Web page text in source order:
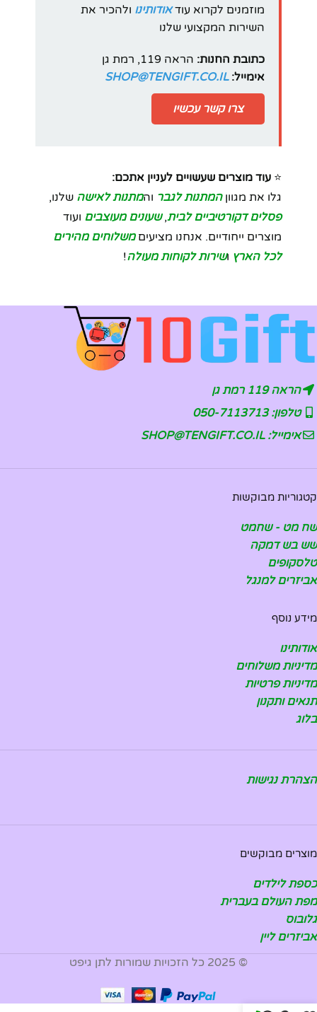
מוזמנים לקרוא עודאודותינו ולהכיר את
השירות המקצועי שלנו
כתובת החנות: הראה 119, רמת גן
אימייל: SHOP@TENGIFT.CO.IL
צרו קשר עכשיו
⭐ עוד מוצרים שעשויים לעניין אתכם:
גלו את מגווןהמתנות לגבר והמתנות לאישה שלנו,
פסלים דקורטיביים לבית,שעונים מעוצבים ועוד
מוצרים ייחודיים. אנחנו מציעיםמשלוחים מהירים
לכל הארץ ושירות לקוחות מעולה!
הראה 119 רמת גן
טלפון: 050-7113713
אימייל: SHOP@TENGIFT.CO.IL
קטגוריות מבוקשות
שח מט - שחמט
שש בש דמקה
טלסקופים
אביזרים למנגל
מידע נוסף
אודותינו
מדיניות משלוחים
מדיניות פרטיות
תנאים ותקנון
בלוג
הצהרת נגישות
מוצרים מבוקשים
כספת לילדים
מפת העולם בעברית
גלובוס
אביזרים ליין
© 2025 כל הזכויות שמורות לתן גיפט